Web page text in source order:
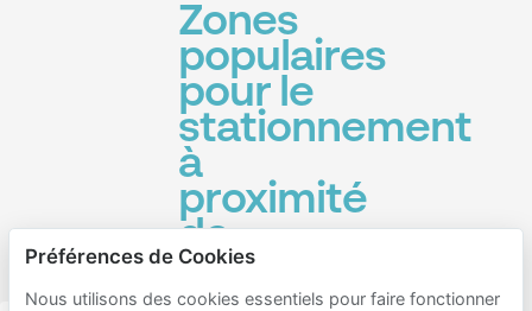
Zones
populaires
pour le
stationnement
à
proximité
de
Kunstberg
Préférences de Cookies
Nous utilisons des cookies essentiels pour faire fonctionner